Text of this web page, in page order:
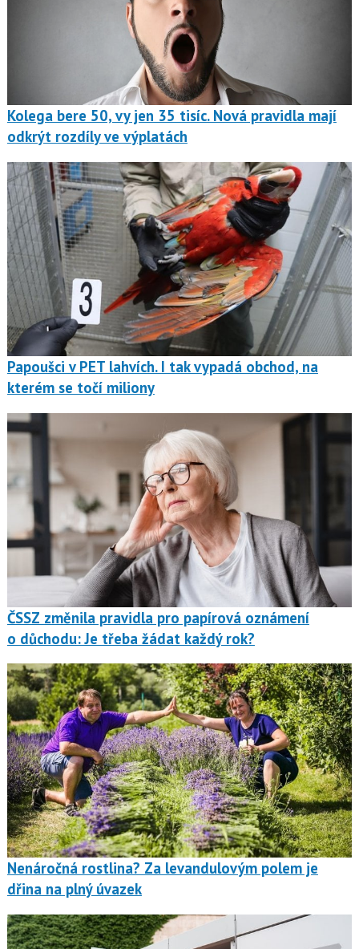
Kolega bere 50, vy jen 35 tisíc. Nová pravidla mají
odkrýt rozdíly ve výplatách
Papoušci v PET lahvích. I tak vypadá obchod, na
kterém se točí miliony
ČSSZ změnila pravidla pro papírová oznámení
o důchodu: Je třeba žádat každý rok?
Nenáročná rostlina? Za levandulovým polem je
dřina na plný úvazek